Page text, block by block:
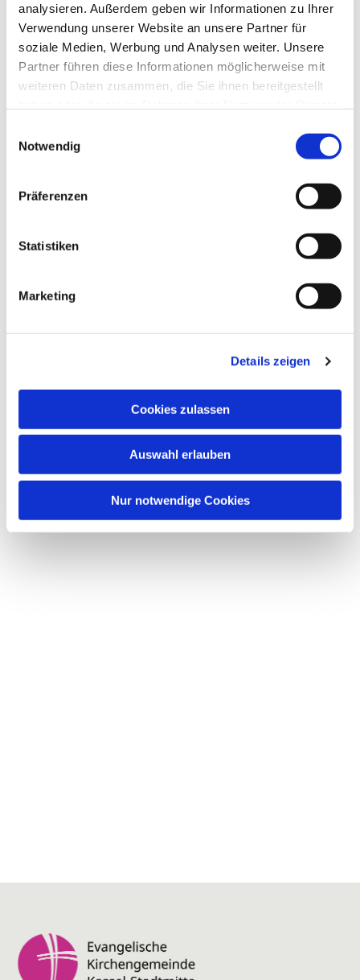
analysieren. Außerdem geben wir Informationen zu Ihrer
Verwendung unserer Website an unsere Partner für
soziale Medien, Werbung und Analysen weiter. Unsere
Partner führen diese Informationen möglicherweise mit
weiteren Daten zusammen, die Sie ihnen bereitgestellt
Notwendig
Präferenzen
Statistiken
Marketing
Details zeigen
Cookies zulassen
Auswahl erlauben
Nur notwendige Cookies
Bei Interesse melden Sie sich gern bei Frau Seifert;
Tel.: 0561-27861.
Dies könnte Sie auch
interessieren